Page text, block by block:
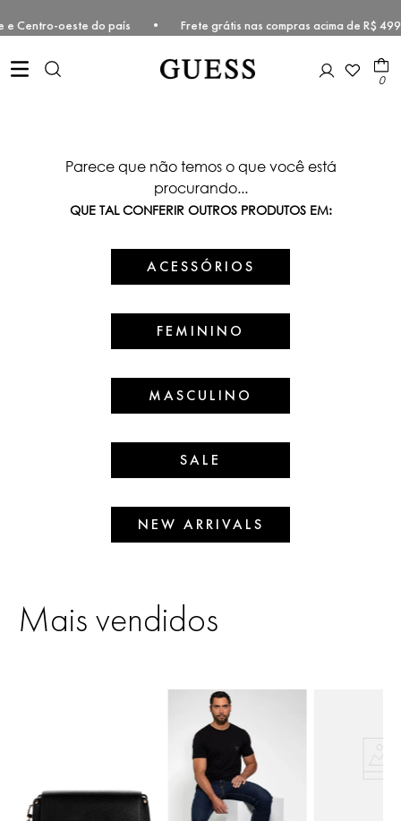
e Centro-oeste do país • Frete grátis nas compras acima
0
Parece que não temos o que você está
procurando...
QUE TAL CONFERIR OUTROS PRODUTOS EM:
ACESSÓRIOS
FEMININO
MASCULINO
SALE
NEW ARRIVALS
Mais vendidos